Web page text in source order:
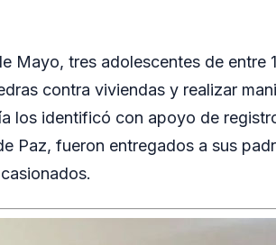
Mayo, tres adolescentes de entre
contra viviendas y realizar
los identificó con apoyo de
Paz, fueron entregados a sus